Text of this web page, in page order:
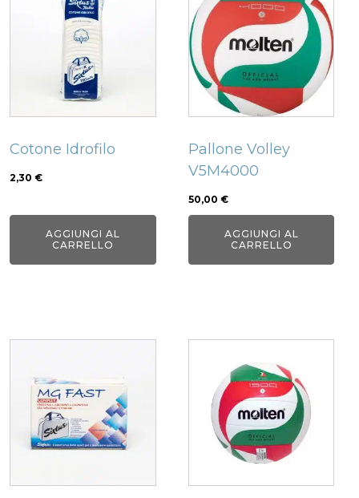
Cotone Idrofilo
2,30 €
AGGIUNGI AL
CARRELLO
Pallone Volley
V5M4000
50,00 €
AGGIUNGI AL
CARRELLO